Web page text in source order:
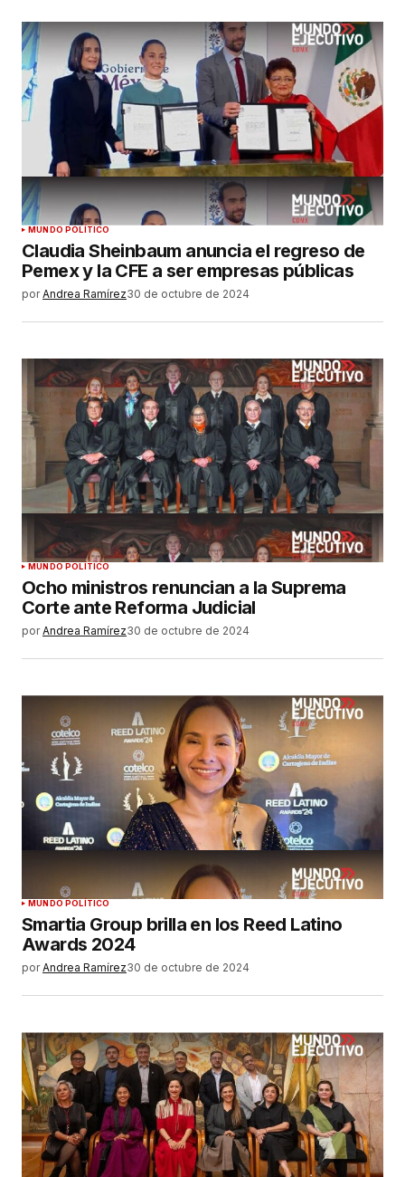
MUNDO POLÍTICO
Claudia Sheinbaum anuncia el regreso de
Pemex y la CFE a ser empresas públicas
por Andrea Ramírez30 de octubre de 2024
MUNDO POLÍTICO
Ocho ministros renuncian a la Suprema
Corte ante Reforma Judicial
por Andrea Ramírez30 de octubre de 2024
MUNDO POLÍTICO
Smartia Group brilla en los Reed Latino
Awards 2024
por Andrea Ramírez30 de octubre de 2024